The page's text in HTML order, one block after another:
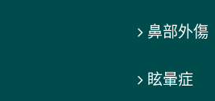
鼻部外傷
眩暈症